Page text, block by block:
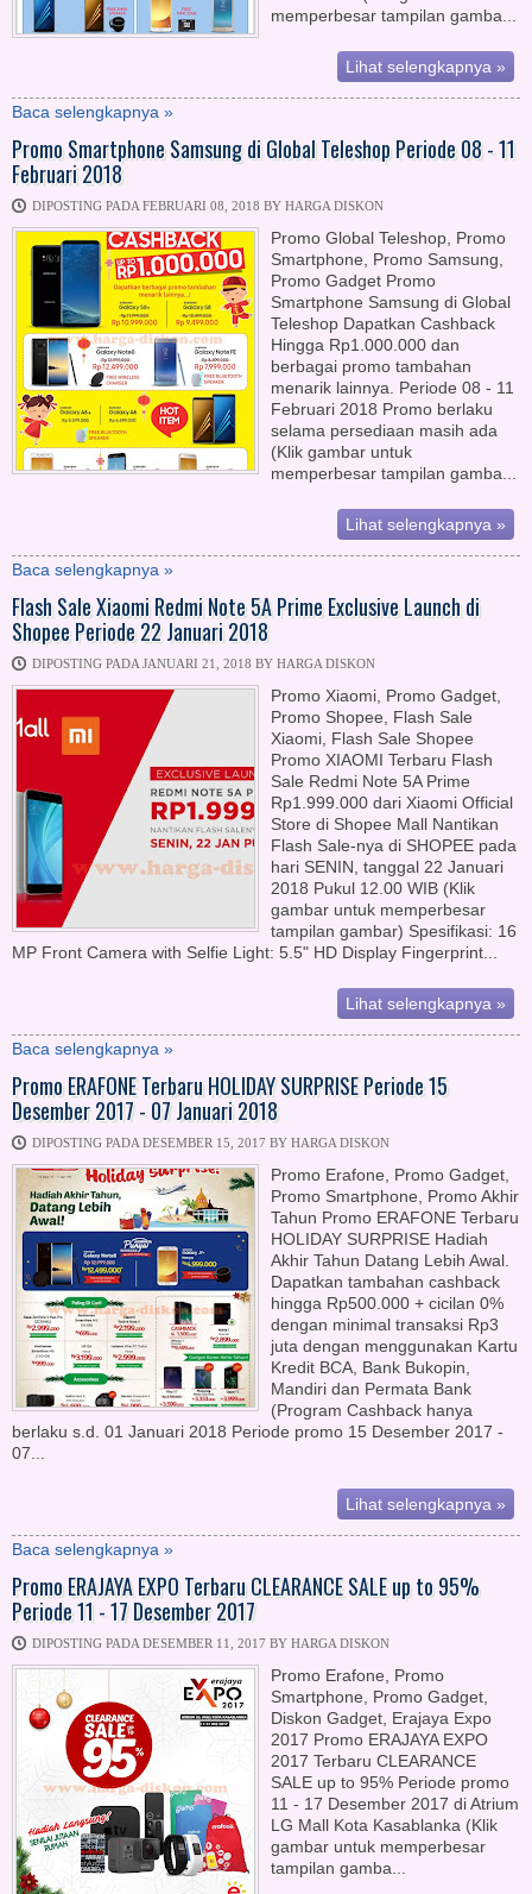
memperbesar tampilan gamba...
Lihat selengkapnya »
Baca selengkapnya »
Promo Smartphone Samsung di Global Teleshop Periode 08 - 11
Februari 2018
DIPOSTING PADA FEBRUARI 08, 2018 BY HARGA DISKON
Promo Global Teleshop, Promo
Smartphone, Promo Samsung,
Promo Gadget Promo
Smartphone Samsung di Global
Teleshop Dapatkan Cashback
Hingga Rp1.000.000 dan
berbagai promo tambahan
menarik lainnya. Periode 08 - 11
Februari 2018 Promo berlaku
selama persediaan masih ada
(Klik gambar untuk
memperbesar tampilan gamba...
Lihat selengkapnya »
Baca selengkapnya »
Flash Sale Xiaomi Redmi Note 5A Prime Exclusive Launch di
Shopee Periode 22 Januari 2018
DIPOSTING PADA JANUARI 21, 2018 BY HARGA DISKON
Promo Xiaomi, Promo Gadget,
Promo Shopee, Flash Sale
Xiaomi, Flash Sale Shopee
Promo XIAOMI Terbaru Flash
Sale Redmi Note 5A Prime
Rp1.999.000 dari Xiaomi Official
Store di Shopee Mall Nantikan
Flash Sale-nya di SHOPEE pada
hari SENIN, tanggal 22 Januari
2018 Pukul 12.00 WIB (Klik
gambar untuk memperbesar
tampilan gambar) Spesifikasi: 16
MP Front Camera with Selfie Light: 5.5" HD Display Fingerprint...
Lihat selengkapnya »
Baca selengkapnya »
Promo ERAFONE Terbaru HOLIDAY SURPRISE Periode 15
Desember 2017 - 07 Januari 2018
DIPOSTING PADA DESEMBER 15, 2017 BY HARGA DISKON
Promo Erafone, Promo Gadget,
Promo Smartphone, Promo Akhir
Tahun Promo ERAFONE Terbaru
HOLIDAY SURPRISE Hadiah
Akhir Tahun Datang Lebih Awal.
Dapatkan tambahan cashback
hingga Rp500.000 + cicilan 0%
dengan minimal transaksi Rp3
juta dengan menggunakan Kartu
Kredit BCA, Bank Bukopin,
Mandiri dan Permata Bank
(Program Cashback hanya
berlaku s.d. 01 Januari 2018 Periode promo 15 Desember 2017 -
07...
Lihat selengkapnya »
Baca selengkapnya »
Promo ERAJAYA EXPO Terbaru CLEARANCE SALE up to 95%
Periode 11 - 17 Desember 2017
DIPOSTING PADA DESEMBER 11, 2017 BY HARGA DISKON
Promo Erafone, Promo
Smartphone, Promo Gadget,
Diskon Gadget, Erajaya Expo
2017 Promo ERAJAYA EXPO
2017 Terbaru CLEARANCE
SALE up to 95% Periode promo
11 - 17 Desember 2017 di Atrium
LG Mall Kota Kasablanka (Klik
gambar untuk memperbesar
tampilan gamba...